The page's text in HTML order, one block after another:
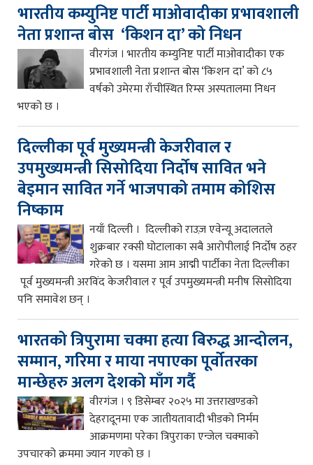
भारतीय कम्युनिष्ट पार्टी माओवादीका प्रभावशाली
नेता प्रशान्त बोस ‘किशन दा’ को निधन
वीरगंज । भारतीय कम्युनिष्ट पार्टी माओवादीका एक
प्रभावशाली नेता प्रशान्त बोस ‘किशन दा’ को ८५
वर्षको उमेरमा राँचीस्थित रिम्स अस्पतालमा निधन
भएको छ ।
दिल्लीका पूर्व मुख्यमन्त्री केजरीवाल र
उपमुख्यमन्त्री सिसोदिया निर्दोष सावित भने
बेइमान सावित गर्ने भाजपाको तमाम कोशिस
निष्काम
नयाँ दिल्ली । दिल्लीको राउज़ एवेन्यू अदालतले
शुक्रबार रक्सी घोटालाका सबै आरोपीलाई निर्दोष ठहर
गरेको छ । यसमा आम आद्मी पार्टीका नेता दिल्लीका
पूर्व मुख्यमन्त्री अरविंद केजरीवाल र पूर्व उपमुख्यमन्त्री मनीष सिसोदिया
पनि समावेश छन् ।
भारतको त्रिपुरामा चक्मा हत्या बिरुद्ध आन्दोलन,
सम्मान, गरिमा र माया नपाएका पूर्वोतरका
मान्छेहरु अलग देशको माँग गर्दै
वीरगंज । ९ डिसेम्बर २०२५ मा उत्तराखण्डको
देहरादूनमा एक जातीयतावादी भीडको निर्मम
आक्रमणमा परेका त्रिपुराका एन्जेल चक्माको
उपचारको क्रममा ज्यान गएको छ ।